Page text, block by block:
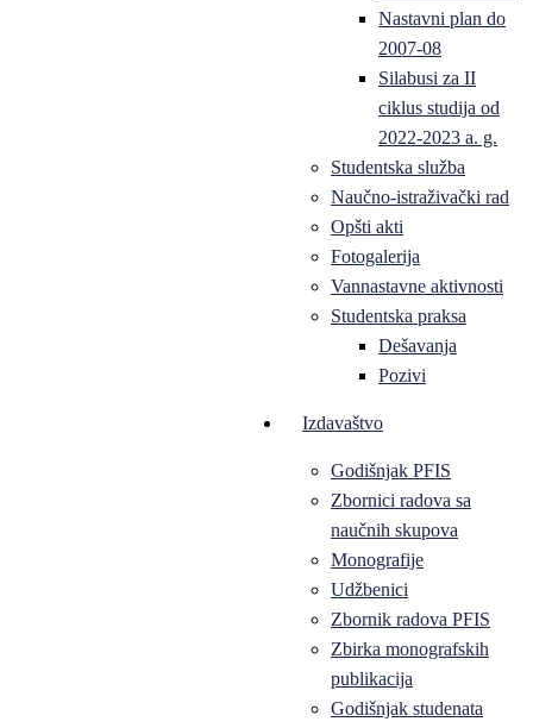
Nastavni plan do
2007-08
Silabusi za II
ciklus studija od
2022-2023 a. g.
Studentska služba
Naučno-istraživački rad
Opšti akti
Fotogalerija
Vannastavne aktivnosti
Studentska praksa
Dešavanja
Pozivi
Izdavaštvo
Godišnjak PFIS
Zbornici radova sa
naučnih skupova
Monografije
Udžbenici
Zbornik radova PFIS
Zbirka monografskih
publikacija
Godišnjak studenata